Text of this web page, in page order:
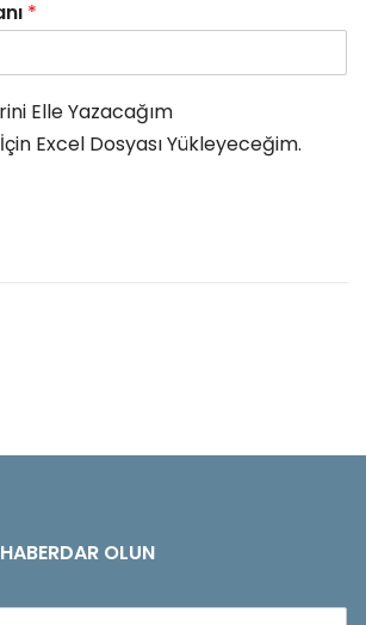
*
Elle Yazacağım
Excel Dosyası Yükleyeceğim.
OLUN